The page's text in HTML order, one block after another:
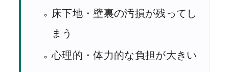
床下地・壁裏の汚損が残ってし
まう
心理的・体力的な負担が大きい